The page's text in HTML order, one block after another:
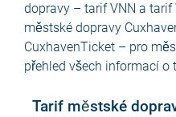
dopravy – tarif VNN a tarif
městské dopravy
CuxhavenTicket – pro
přehled všech informací o
Tarif městské